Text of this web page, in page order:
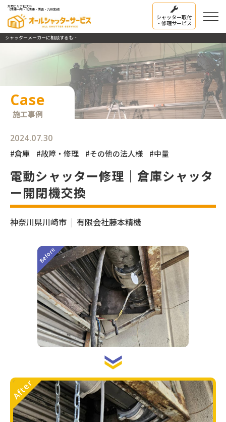
対応エリア拡大中
（関東一円・北関東・関西・九州宮崎）
シャッター取付
・修理サービス
シャッターメーカーに相談するも高額提案だったため、修理専門業者に相談したく連絡した｜施工事例
Case
施工事例
2024.07.30
#倉庫 #故障・修理 #その他の法人様 #中量
電動シャッター修理｜倉庫シャッタ
ー開閉機交換
神奈川県川崎市 有限会社藤本精機